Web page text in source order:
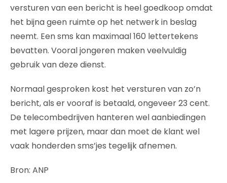
versturen van een bericht is heel goedkoop omdat
het bijna geen ruimte op het netwerk in beslag
neemt. Een sms kan maximaal 160 lettertekens
bevatten. Vooral jongeren maken veelvuldig
gebruik van deze dienst.
Normaal gesproken kost het versturen van zo’n
bericht, als er vooraf is betaald, ongeveer 23 cent.
De telecombedrijven hanteren wel aanbiedingen
met lagere prijzen, maar dan moet de klant wel
vaak honderden sms’jes tegelijk afnemen.
Bron: ANP